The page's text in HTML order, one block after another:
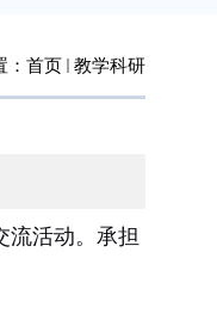
首页 教学科研
流活动。承担